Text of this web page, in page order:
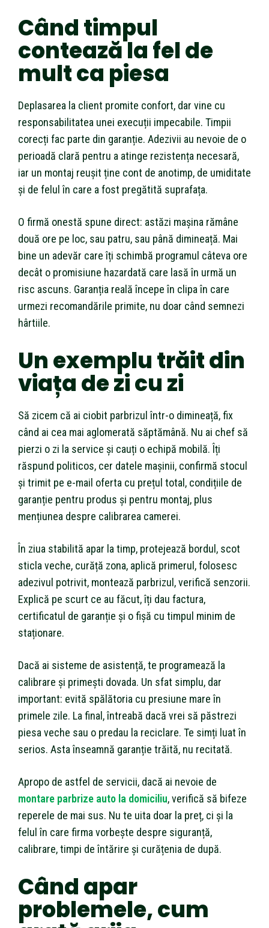
Când timpul
contează la fel de
mult ca piesa
Deplasarea la client promite confort, dar vine cu
responsabilitatea unei execuții impecabile. Timpii
corecți fac parte din garanție. Adezivii au nevoie de o
perioadă clară pentru a atinge rezistența necesară,
iar un montaj reușit ține cont de anotimp, de umiditate
și de felul în care a fost pregătită suprafața.
O firmă onestă spune direct: astăzi mașina rămâne
două ore pe loc, sau patru, sau până dimineață. Mai
bine un adevăr care îți schimbă programul câteva ore
decât o promisiune hazardată care lasă în urmă un
risc ascuns. Garanția reală începe în clipa în care
urmezi recomandările primite, nu doar când semnezi
hârtiile.
Un exemplu trăit din
viața de zi cu zi
Să zicem că ai ciobit parbrizul într-o dimineață, fix
când ai cea mai aglomerată săptămână. Nu ai chef să
pierzi o zi la service și cauți o echipă mobilă. Îți
răspund politicos, cer datele mașinii, confirmă stocul
și trimit pe e-mail oferta cu prețul total, condițiile de
garanție pentru produs și pentru montaj, plus
mențiunea despre calibrarea camerei.
În ziua stabilită apar la timp, protejează bordul, scot
sticla veche, curăță zona, aplică primerul, folosesc
adezivul potrivit, montează parbrizul, verifică senzorii.
Explică pe scurt ce au făcut, îți dau factura,
certificatul de garanție și o fișă cu timpul minim de
staționare.
Dacă ai sisteme de asistență, te programează la
calibrare și primești dovada. Un sfat simplu, dar
important: evită spălătoria cu presiune mare în
primele zile. La final, întreabă dacă vrei să păstrezi
piesa veche sau o predau la reciclare. Te simți luat în
serios. Asta înseamnă garanție trăită, nu recitată.
Apropo de astfel de servicii, dacă ai nevoie de
montare parbrize auto la domiciliu, verifică să bifeze
reperele de mai sus. Nu te uita doar la preț, ci și la
felul în care firma vorbește despre siguranță,
calibrare, timpi de întărire și curățenia de după.
Când apar
problemele, cum